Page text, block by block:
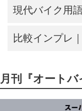
現代バイク用
比較インプレ
月刊『オート